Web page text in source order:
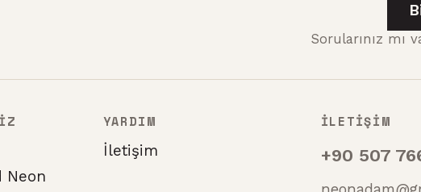
Sorularınız mı
Neon
YARDIM
İletişim
İLETİŞİM
+90 507